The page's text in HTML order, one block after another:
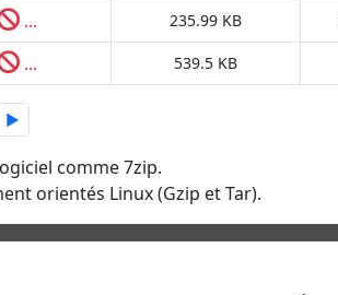
... 235.99 KB
... 539.5 KB
►
comme 7zip.
orientés Linux (Gzip et Tar).